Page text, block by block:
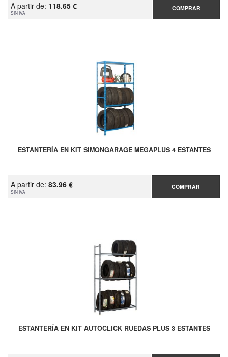
A partir de: 118.65 €
SIN IVA
COMPRAR
ESTANTERÍA EN KIT SIMONGARAGE MEGAPLUS 4 ESTANTES
A partir de: 83.96 €
SIN IVA
COMPRAR
ESTANTERÍA EN KIT AUTOCLICK RUEDAS PLUS 3 ESTANTES